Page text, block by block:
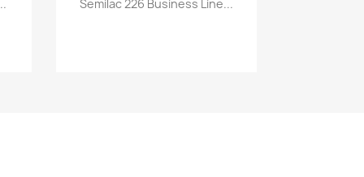
Semilac 226 Business Line...